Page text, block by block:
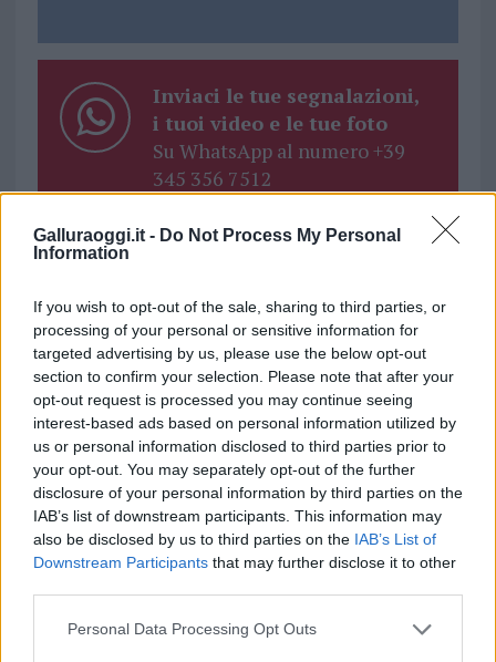
Galluraoggi.it - Do Not Process My Personal
Information
If you wish to opt-out of the sale, sharing to third parties, or
processing of your personal or sensitive information for
targeted advertising by us, please use the below opt-out
section to confirm your selection. Please note that after your
opt-out request is processed you may continue seeing
interest-based ads based on personal information utilized by
us or personal information disclosed to third parties prior to
your opt-out. You may separately opt-out of the further
disclosure of your personal information by third parties on the
IAB’s list of downstream participants. This information may
also be disclosed by us to third parties on the IAB’s List of
Downstream Participants that may further disclose it to other
Please note that this website/app uses one or more Google
Personal Data Processing Opt Outs
Inviaci le tue segnalazioni,
i tuoi video e le tue foto
Su WhatsApp al numero +39
345 356 7512
Ricevi le nostre ultime news
da Google News
Condividi l'articolo
F
a
ce
b
o
T
w
it
te
r
Pi
n
te
re
st
W
h
at
s
A
S
h
a
re
Articolo precedente